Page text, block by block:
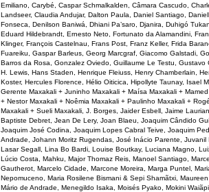
Emiliano, Carybé, Caspar Schmalkalden, Câmara Cascudo,
Landseer, Claudia Andujar, Dalton Paula, Daniel Santiago,
Fonseca, Denilson Baniwá, Dhiani Pa’saro, Djanira, Duhigó
Eduard Hildebrandt, Ernesto Neto, Fortunato da Alamandini,
Klinger, François Castelnau, Frans Post, Franz Keller, Frida
Fuareiku, Gaspar Barleus, Georg Marcgraf, Giacomo Galstadi,
Barros da Rosa, Gonzalez Oviedo, Guillaume Le Testu, Gustavo
H. Lewis, Hans Staden, Henrique Fleiuss, Henry Chamberlain,
Koster, Hercules Florence, Hélio Oiticica, Hipollyte Taunay, Isael
Gerente Maxakali + Juninho Maxakali + Maísa Maxakali +
+ Nestor Maxakali + Noêmia Maxakali + Paulinho Maxakali +
Maxakali + Sueli Maxakali, J. Borges, Jaider Esbell, Jaime
Baptiste Debret, Jean De Lery, Joan Blaeu, Joaquim Cândido
Joaquim José Codina, Joaquim Lopes Cabral Teive, Joaquim
Andrade, Johann Moritz Rugendas, José Inácio Parente, Juvanil
Lasar Segall, Lina Bo Bardi, Louise Boutkay, Luciana Magno,
Lúcio Costa, Mahku, Major Thomaz Reis, Manoel Santiago,
Gautherot, Marcelo Cidade, Marcone Moreira, Marga Puntel,
Nepomuceno, Maria Rosilene Bismani & Sepi Shamãtxi,
Mário de Andrade, Menegildo Isaka, Moisés Pyako, Mokini